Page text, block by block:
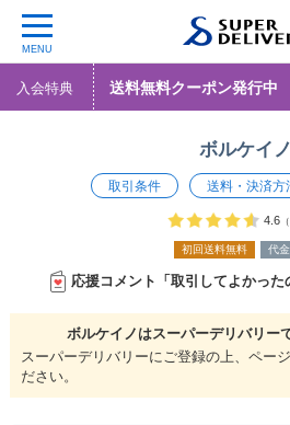
MENU
入会特典 送料無料クーポン発行中
ボルケイノ
取引条件 送料・決済方
初回送料無料 代
4.6
応援コメント「取引してよかった
ボルケイノはスーパーデリバリー
スーパーデリバリーにご登録の上、ペー
ださい。